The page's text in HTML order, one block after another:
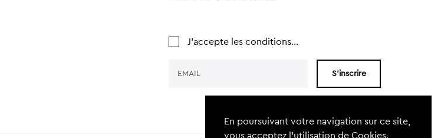
En poursuivant votre navigation sur ce site,
vous acceptez l’utilisation de Cookies.
J'accepte les conditions...
S'inscrire